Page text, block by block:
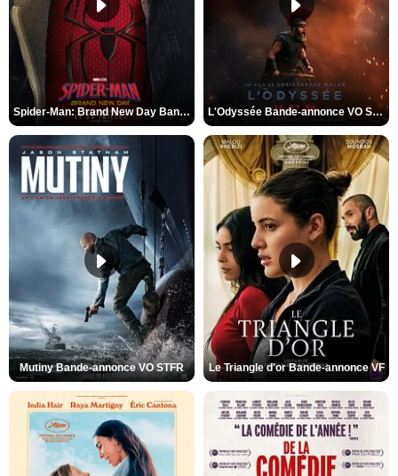
Spider-Man: Brand New Day Bande-annonce VO STFR L'Odyssée Bande-annonce VO STFR
Mutiny Bande-annonce VO STFR Le Triangle d'or Bande-annonce VF